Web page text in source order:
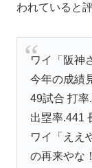
われていると
ワイ「阪神
今年の成績
49試合 打
出塁率.441
ワイ「ええ
の再来やな